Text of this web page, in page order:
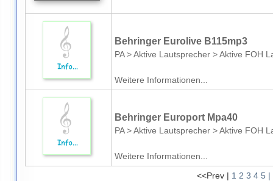
Behringer Eurolive B115mp3
PA > Aktive Lautsprecher > Aktive FOH
Weitere Informationen...
Behringer Europort Mpa40
PA > Aktive Lautsprecher > Aktive FOH
Weitere Informationen...
<<Prev | 1 2 3 4 5 |